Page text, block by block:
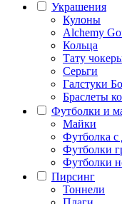
Украшения
Кулоны
Alchemy
Кольца
Тату
Серьги
Галстуки
Браслеты
Футболки и
Майки
Футболка
Футболки
Футболки
Пирсинг
Тоннели